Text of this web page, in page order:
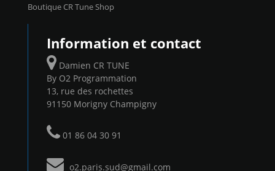
Boutique CR Tune Shop
Information et contact
Damien CR TUNE
By O2 Programmation
13, rue des rochettes
91150 Morigny Champigny
01 86 04 30 91
o2.paris.sud@gmail.com